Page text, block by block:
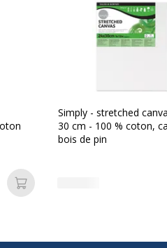
Ajouter au panier
Simply - stretched
30 cm - 100 % coton,
bois de pin